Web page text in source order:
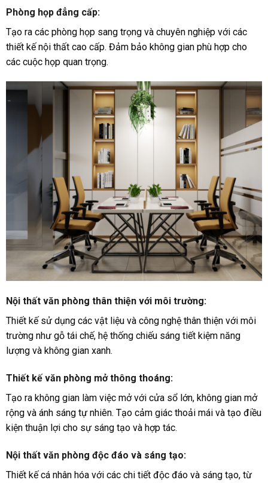
Phòng họp đẳng cấp:
Tạo ra các phòng họp sang trọng và chuyên nghiệp với các
thiết kế nội thất cao cấp. Đảm bảo không gian phù hợp cho
các cuộc họp quan trọng.
Nội thất văn phòng thân thiện với môi trường:
Thiết kế sử dụng các vật liệu và công nghệ thân thiện với môi
trường như gỗ tái chế, hệ thống chiếu sáng tiết kiệm năng
lượng và không gian xanh.
Thiết kế văn phòng mở thông thoáng:
Tạo ra không gian làm việc mở với cửa sổ lớn, không gian mở
rộng và ánh sáng tự nhiên. Tạo cảm giác thoải mái và tạo điều
kiện thuận lợi cho sự sáng tạo và hợp tác.
Nội thất văn phòng độc đáo và sáng tạo:
Thiết kế cá nhân hóa với các chi tiết độc đáo và sáng tạo, từ